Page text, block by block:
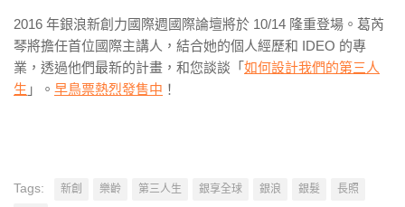
2016 年銀浪新創力國際週國際論壇將於 10/14 隆重登場。葛芮
琴將擔任首位國際主講人，結合她的個人經歷和 IDEO 的專
業，透過他們最新的計畫，和您談談「 如何設計我們的第三人
生 」。 早鳥票熱烈發售中 ！
Tags: 新創 樂齡 第三人生 銀享全球 銀浪 銀髮
長照